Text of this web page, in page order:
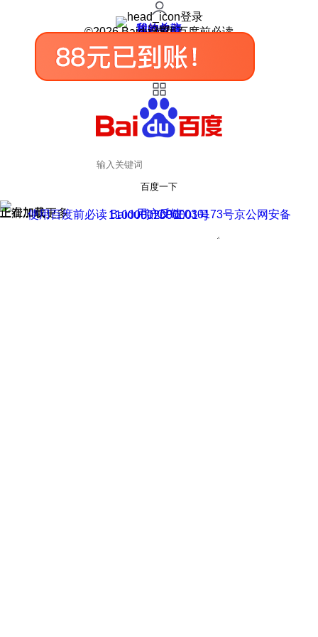
登录
我的关注
我的收藏
皮肤中心
用户反馈
设置
©2026 Baidu 使用百度前必读
百度一下
正在加载
上滑加载更多 用户反馈
使用百度前必读 Baidu 京ICP证030173号
京公网安备11000002000001号